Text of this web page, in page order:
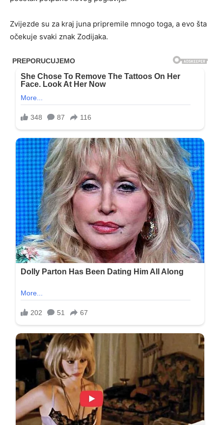
Zvijezde su za kraj juna pripremile mnogo toga, a evo šta
očekuje svaki znak Zodijaka.